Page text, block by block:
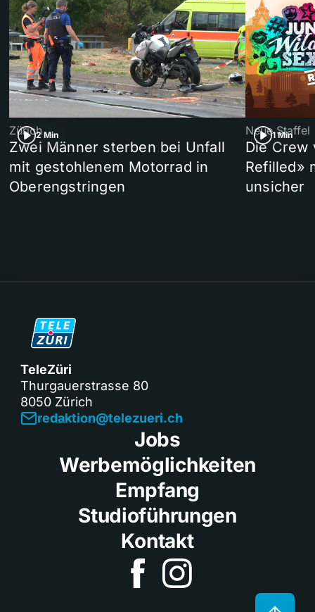
2 Min
Zürich
Zwei Männer sterben bei Unfall
mit gestohlenem Motorrad in
Oberengstringen
1 Min
Neue Staffel
Die Crew
Refilled»
unsicher
TeleZüri
Thurgauerstrasse 80
8050 Zürich
redaktion@telezueri.ch
Jobs
Werbemöglichkeiten
Empfang
Studioführungen
Kontakt